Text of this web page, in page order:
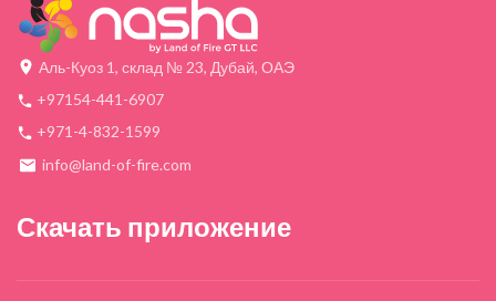
Аль-Куоз 1, склад № 23, Дубай, ОАЭ
+97154-441-6907
+971-4-832-1599
info@land-of-fire.com
Скачать приложение